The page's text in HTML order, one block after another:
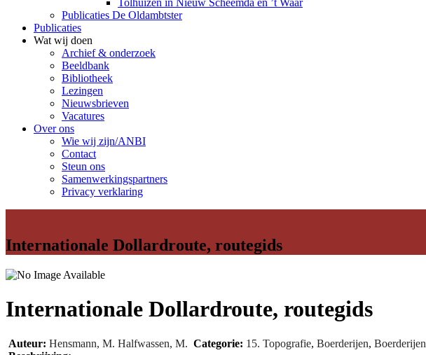
Tolhuizen in Nieuw Scheemda en ’t Waar
Publicaties De Oldambtster
Publicaties
Wat wij doen
Archief & onderzoek
Beeldbank
Bibliotheek
Lezingen
Nieuwsbrieven
Vacatures
Over ons
Wie wij zijn/ANBI
Contact
Steun ons
Samenwerkingspartners
Privacy verklaring
Internationale Dollardroute, routegids
Internationale Dollardroute, routegids
Auteur: Hensmann, M. Halfwassen, M. Categorie: 15. Topografie, Boerderijen, Boerderijen